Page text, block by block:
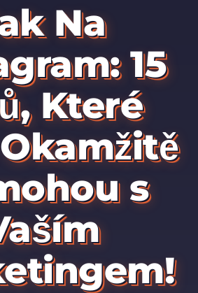
Na
15
Které
s